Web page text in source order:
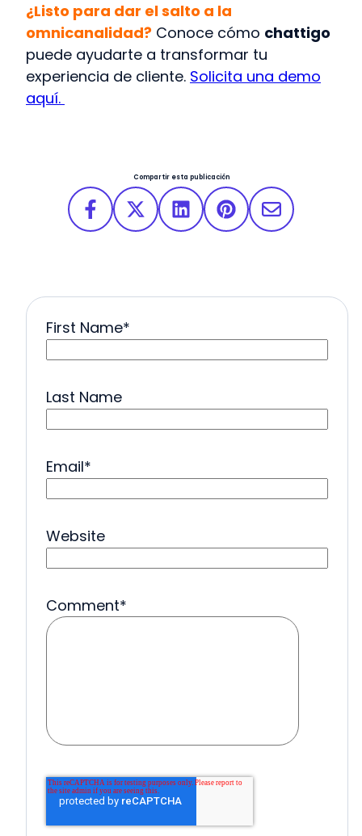
¿Listo para dar el salto a la
omnicanalidad? Conoce cómo chattigo
puede ayudarte a transformar tu
experiencia de cliente. Solicita una demo
aquí.
Compartir esta publicación
First Name*
Last Name
Email*
Website
Comment*